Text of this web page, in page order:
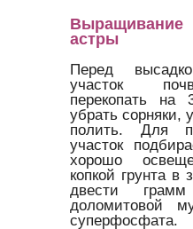
астры
Перед
участок
перекопать
убрать сорняки,
полить. Для
участок
хорошо
копкой грунта в
двести
доломитовой
суперфосфата.